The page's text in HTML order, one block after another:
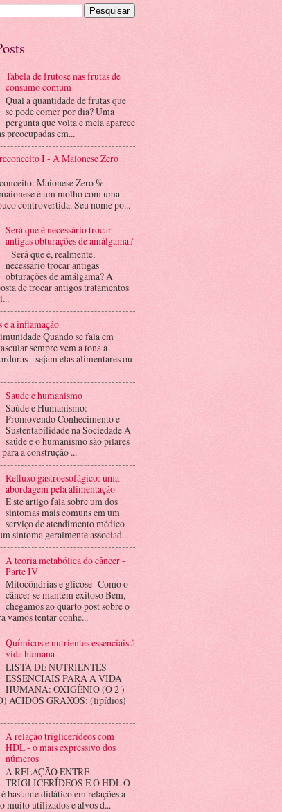
Tabela de frutose nas frutas de
consumo comum
Qual a quantidade de frutas que
se pode comer por dia? Uma
pergunta que volta e meia aparece
preocupadas em...
I - A Maionese Zero
Maionese Zero %
é um molho com uma
controvertida. Seu nome po...
Será que é necessário trocar
antigas obturações de amálgama?
Será que é, realmente,
necessário trocar antigas
obturações de amálgama? A
de trocar antigos tratamentos
e a inflamação
Quando se fala em
sempre vem a tona a
- sejam elas alimentares ou
Saude e humanismo
Saúde e Humanismo:
Promovendo Conhecimento e
Sustentabilidade na Sociedade A
saúde e o humanismo são pilares
a construção ...
Refluxo gastroesofágico: uma
abordagem pela alimentação
E ste artigo fala sobre um dos
sintomas mais comuns em um
serviço de atendimento médico
sintoma geralmente associad...
A teoria metabólica do câncer -
Parte IV
Mitocôndrias e glicose Como o
câncer se mantém exitoso Bem,
chegamos ao quarto post sobre o
vamos tentar conhe...
Químicos e nutrientes essenciais à
vida humana
LISTA DE NUTRIENTES
ESSENCIAIS PARA A VIDA
HUMANA: OXIGÊNIO (O 2 )
ÁCIDOS GRAXOS: (lipídios)
A relação triglicerídeos com
HDL - o mais expressivo dos
números
A RELAÇÃO ENTRE
TRIGLICERÍDEOS E O HDL O
bastante didático em relações a
muito utilizados e alvos d...